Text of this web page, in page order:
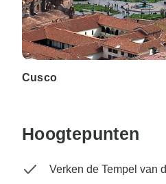
Cusco
Hoogtepunten
Verken de Tempel van